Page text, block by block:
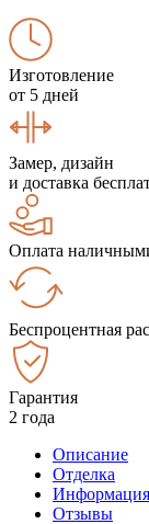
Изготовление
от 5 дней
Замер, дизайн
и доставка
Оплата
Беспроцентная
Гарантия
2 года
Описание
Отделка
Информация
Отзывы